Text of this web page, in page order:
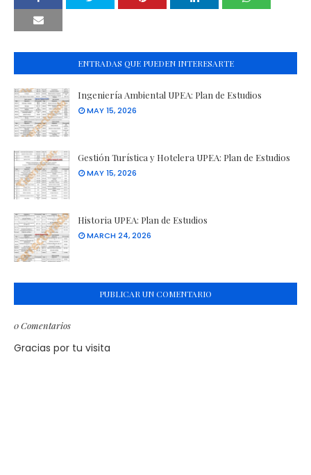
ENTRADAS QUE PUEDEN INTERESARTE
Ingeniería Ambiental UPEA: Plan de Estudios
MAY 15, 2026
Gestión Turística y Hotelera UPEA: Plan de Estudios
MAY 15, 2026
Historia UPEA: Plan de Estudios
MARCH 24, 2026
PUBLICAR UN COMENTARIO
0 Comentarios
Gracias por tu visita